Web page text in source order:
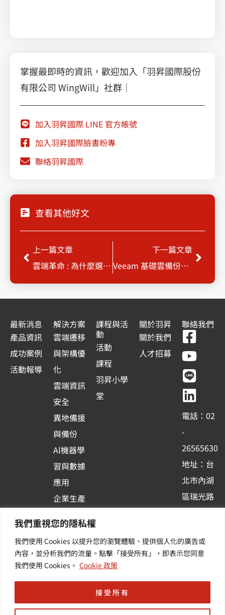
我們重視您的隱私權
我們使用 Cookies 以提升您的瀏覽體驗、提供個人化的廣告或
內容，並分析我們的流量。點擊「接受所有」，即表示您同意
我們使用 Cookies。 Cookie 政策
接受所有
掌握最即時的資訊，歡迎加入「羽昇國際股份
有限公司 WingWill」社群｜
加入羽昇國際 LINE 官方帳號
加入羽昇國際臉書粉專
聯絡羽昇國際
查看其他好文
上一頁
上一篇文章
雲端革命 : 為什麼選擇 AWS ? Migration Hub 助您輕鬆起步
下一篇文章
Veeam 基礎雲備份功能與版本的差異比較
下一
最新消息
產品資訊
成功案例
活動報導
解決方案
雲端遷移
與架構優
化
雲端資訊
安全
異地備援
與備份
Al機器學
習與數據
應用
企業生產
容器化平
台應用
其他／加
值服務
課程與活
動
活動
課程
羽昇小學
堂
關於羽昇
關於我們
人才招募
聯絡我們
F
a
c
e
b
o
o
k
-
s
q
u
r
e
Y
o
u
t
u
b
e
L
i
n
e
L
i
n
k
e
d
i
n
電話：02
-
26565630
地址：台
北市內湖
區瑞光路
訂閱羽昇
新訊 | 提
產業資訊